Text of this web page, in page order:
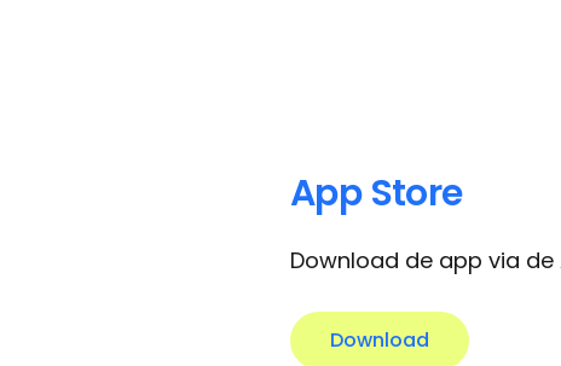
App Store
Download de app via de